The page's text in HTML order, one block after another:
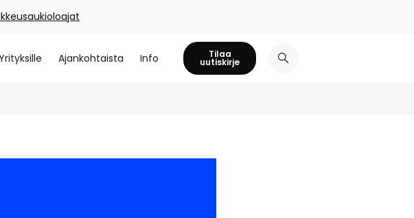
Ajankohtaista Info Tilaa
uutiskirje